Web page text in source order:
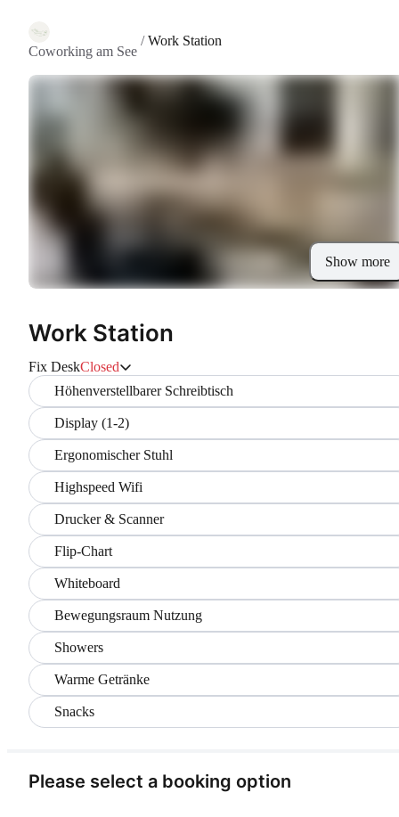
Coworking am See
/Work Station
Show more
Work Station
Fix DeskClosed
Höhenverstellbarer Schreibtisch
Display (1-2)
Ergonomischer Stuhl
Highspeed Wifi
Drucker & Scanner
Flip-Chart
Whiteboard
Bewegungsraum Nutzung
Showers
Warme Getränke
Snacks
Please select a booking option